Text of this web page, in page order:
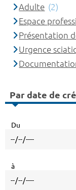
Adulte (2)
Espace
Présentation
Urgence
Par date de
Du
à